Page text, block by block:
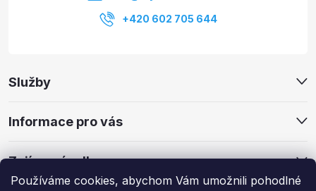
Používáme cookies, abychom Vám umožnili pohodlné
Služby
Informace pro vás
Zajímavé odkazy
+420 602 705 644